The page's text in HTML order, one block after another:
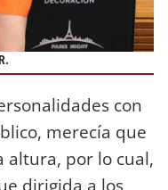
con
merecía que
altura, por lo cual,